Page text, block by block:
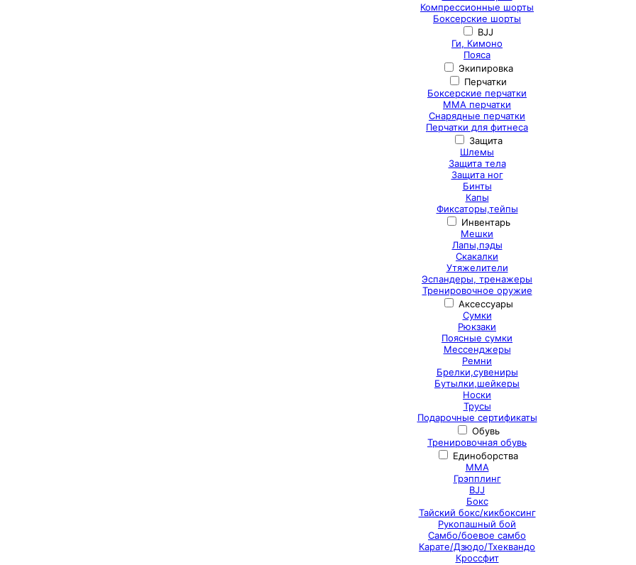
Компрессионные шорты
Боксерские шорты
BJJ
Ги, Кимоно
Пояса
Экипировка
Перчатки
Боксерские перчатки
ММА перчатки
Снарядные перчатки
Перчатки для фитнеса
Защита
Шлемы
Защита тела
Защита ног
Бинты
Капы
Фиксаторы,тейпы
Инвентарь
Мешки
Лапы,пэды
Скакалки
Утяжелители
Эспандеры, тренажеры
Тренировочное оружие
Аксессуары
Сумки
Рюкзаки
Поясные сумки
Мессенджеры
Ремни
Брелки,сувениры
Бутылки,шейкеры
Носки
Трусы
Подарочные сертификаты
Обувь
Тренировочная обувь
Единоборства
ММА
Грэпплинг
BJJ
Бокс
Тайский бокс/кикбоксинг
Рукопашный бой
Самбо/боевое самбо
Карате/Дзюдо/Тхеквандо
Кроссфит